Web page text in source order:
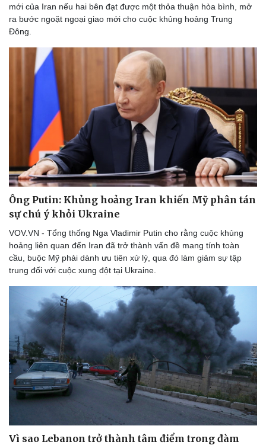
mới của Iran nếu hai bên đạt được một thỏa thuận hòa bình, mở
ra bước ngoặt ngoại giao mới cho cuộc khủng hoảng Trung
Đông.
Ông Putin: Khủng hoảng Iran khiến Mỹ phân tán
sự chú ý khỏi Ukraine
VOV.VN - Tổng thống Nga Vladimir Putin cho rằng cuộc khủng
hoảng liên quan đến Iran đã trở thành vấn đề mang tính toàn
cầu, buộc Mỹ phải dành ưu tiên xử lý, qua đó làm giảm sự tập
trung đối với cuộc xung đột tại Ukraine.
Vì sao Lebanon trở thành tâm điểm trong đàm